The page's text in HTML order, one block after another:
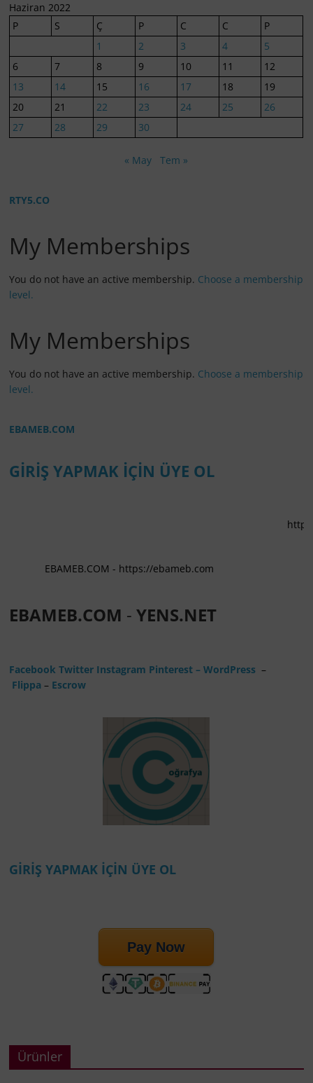
Haziran 2022
P
S Ç P C C
P
1
2 3 4
5
6
7 8 9 10 11
12
13
14 15 16 17 18
19
20
21 22 23 24 25
26
27
28 29 30
« May Tem »
RTY5.CO
My Memberships
You do not have an active membership. Choose a membership
level.
My Memberships
You do not have an active membership. Choose a membership
level.
EBAMEB.COM
GİRİŞ YAPMAK İÇİN ÜYE OL
https://
EBAMEB.COM - https://ebameb.com
EBAMEB.COM -YENS.NET
FacebookTwitter Instagram Pinterest– WordPress –
Flippa – Escrow
GİRİŞ YAPMAK İÇİN ÜYE OL
Pay Now
Ürünler